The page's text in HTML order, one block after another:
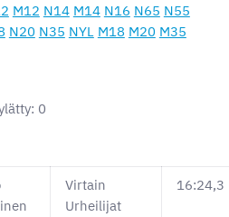
M12 N14 M14 N16 N65 N55
N20 N35 NYL M18 M20 M35
0
Virtain
Urheilijat
16:24,3